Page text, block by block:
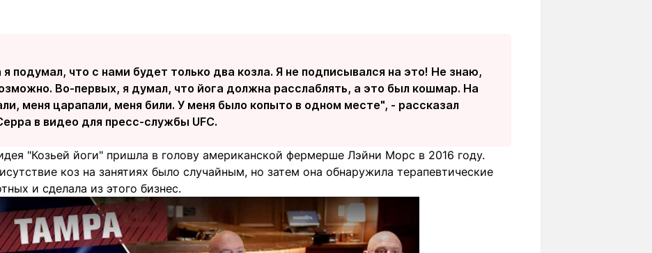
я подумал, что с нами будет только два козла. Я не подписывался на это! Не знаю,
Во-первых, я думал, что йога должна расслаблять, а это был кошмар. На
меня царапали, меня били. У меня было копыто в одном месте", - рассказал
в видео для пресс-службы UFC.
"Козьей йоги" пришла в голову американской фермерше Лэйни Морс в 2016 году.
коз на занятиях было случайным, но затем она обнаружила терапевтические
и сделала из этого бизнес.